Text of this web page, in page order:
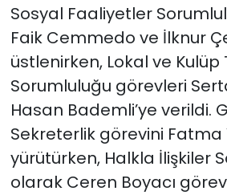
Sosyal Faaliyetler
Faik Cemmedo ve İlknur
üstlenirken, Lokal ve Kulüp
Sorumluluğu görevleri
Hasan Bademli’ye verildi.
Sekreterlik görevini
yürütürken, Halkla İlişkiler
olarak Ceren Boyacı